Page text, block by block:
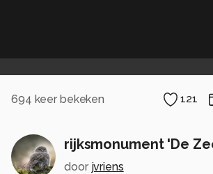
694 keer bekeken 121
rijksmonument 'De
door jvriens